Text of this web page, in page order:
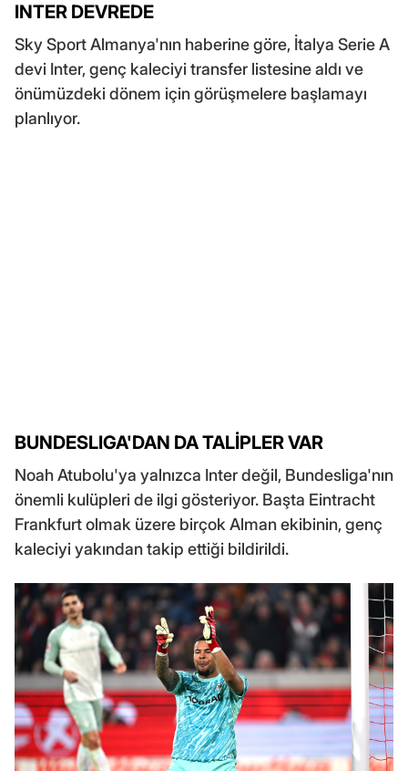
INTER DEVREDE
Sky Sport Almanya'nın haberine göre, İtalya Serie A
devi Inter, genç kaleciyi transfer listesine aldı ve
önümüzdeki dönem için görüşmelere başlamayı
planlıyor.
BUNDESLIGA'DAN DA TALİPLER VAR
Noah Atubolu'ya yalnızca Inter değil, Bundesliga'nın
önemli kulüpleri de ilgi gösteriyor. Başta Eintracht
Frankfurt olmak üzere birçok Alman ekibinin, genç
kaleciyi yakından takip ettiği bildirildi.